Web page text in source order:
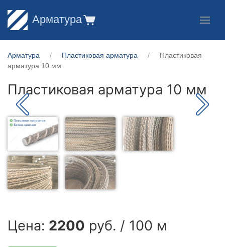
Арматура
Арматура Пластиковая арматура
Пластиковая
арматура 10 мм
Пластиковая арматура 10 мм
Цена: 2200 руб. / 100 м